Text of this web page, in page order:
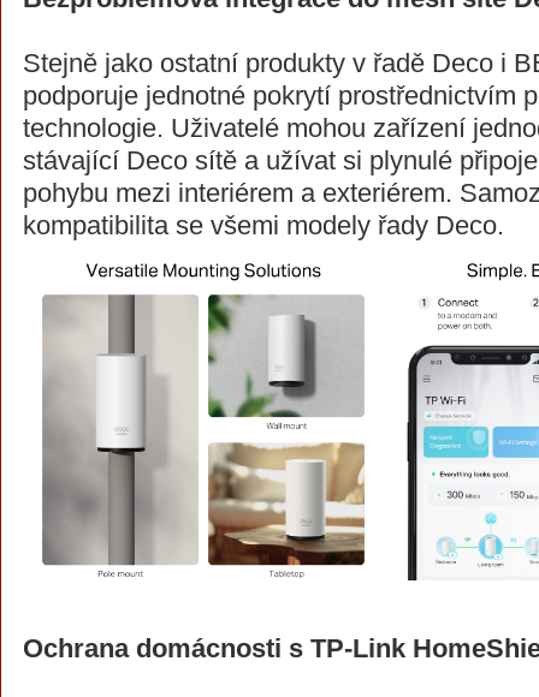
Stejně jako ostatní produkty v řadě Deco i
podporuje jednotné pokrytí prostřednictvím
technologie. Uživatelé mohou zařízení
stávající Deco sítě a užívat si plynulé
pohybu mezi interiérem a exteriérem.
kompatibilita se všemi modely řady Deco.
Ochrana domácnosti s TP-Link